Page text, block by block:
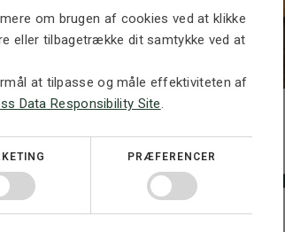
Kontraktindgåelse –
udbuddet
om brugen af cookies ved at klikke
eller tilbagetrække dit samtykke ved at
at tilpasse og måle effektiviteten af
Data Responsibility Site.
PRÆFERENCER